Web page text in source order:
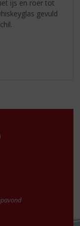
ijs en roer tot
gevuld